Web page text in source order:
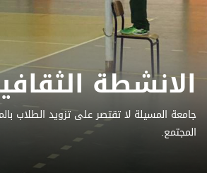
الانشطة
جامعة المسيلة لا تقتصر على تزويد الطلاب
المجتمع.